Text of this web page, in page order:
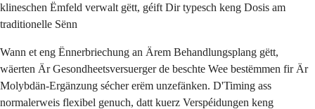
klineschen Ëmfeld verwalt gëtt, géift Dir typesch keng Dosis am
traditionelle Sënn
Wann et eng Ënnerbriechung an Ärem Behandlungsplang gëtt,
wäerten Är Gesondheetsversuerger de beschte Wee bestëmmen fir Är
Molybdän-Ergänzung sécher erëm unzefänken. D'Timing ass
normalerweis flexibel genuch, datt kuerz Verspéidungen keng